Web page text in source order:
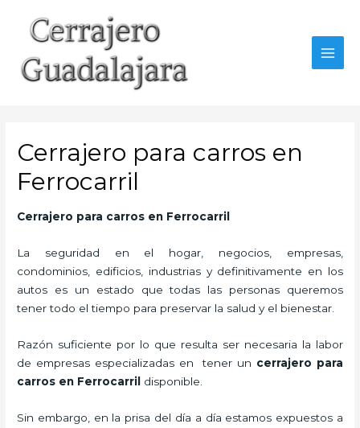
contenido
Cerrajero para carros en
Ferrocarril
Cerrajero para carros en Ferrocarril
La seguridad en el hogar, negocios, empresas,
condominios, edificios, industrias y definitivamente en los
autos es un estado que todas las personas queremos
tener todo el tiempo para preservar la salud y el bienestar.
Razón suficiente por lo que resulta ser necesaria la labor
de empresas especializadas en tener un cerrajero para
carros en Ferrocarril disponible.
Sin embargo, en la prisa del día a día estamos expuestos a